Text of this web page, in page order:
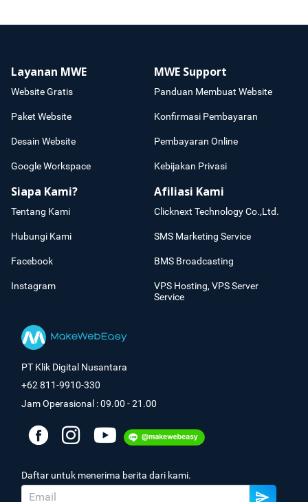
Layanan MWE
Website Gratis
Paket Website
Desain Website
Google Workspace
MWE Support
Panduan Membuat Website
Konfirmasi Pembayaran
Pembayaran Online
Kebijakan Privasi
Siapa Kami?
Tentang Kami
Hubungi Kami
Facebook
Instagram
Afiliasi Kami
Clicknext Technology Co.,Ltd.
SMS Marketing Service
BMS Broadcasting
VPS Hosting, VPS Server
Service
PT Klik Digital Nusantara
+62 811-9910-330
Jam Operasional : 09.00 - 21.00
Daftar untuk menerima berita dari kami.